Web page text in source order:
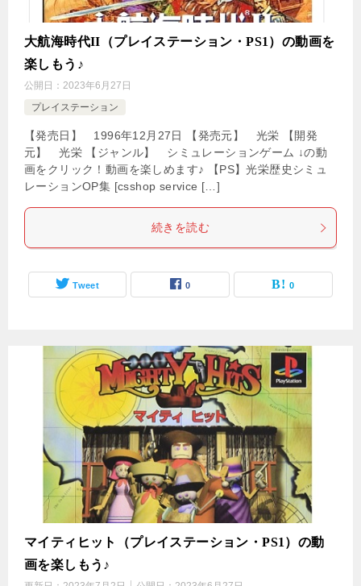
大航海時代II（プレイステーション・PS1）の動画を
楽しもう♪
公開日： 2023年6月27日
プレイステーション
【発売日】 1996年12月27日 【発売元】 光栄 【開発
元】 光栄 【ジャンル】 シミュレーションゲーム ↓の動
画をクリック！動画を楽しめます♪ 【PS】光栄歴史シミュ
レーションOP集 [csshop service […]
続きを読む
Tweet 0 0
マイティヒット（プレイステーション・PS1）の動
画を楽しもう♪